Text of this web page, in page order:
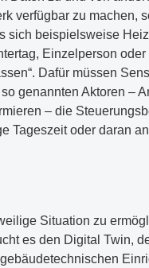
verfügbar zu machen,
sich beispielsweise
Einzelperson
Dafür müssen
genannten Aktoren –
– die
Tageszeit oder daran
Situation zu
es den Digital Twin,